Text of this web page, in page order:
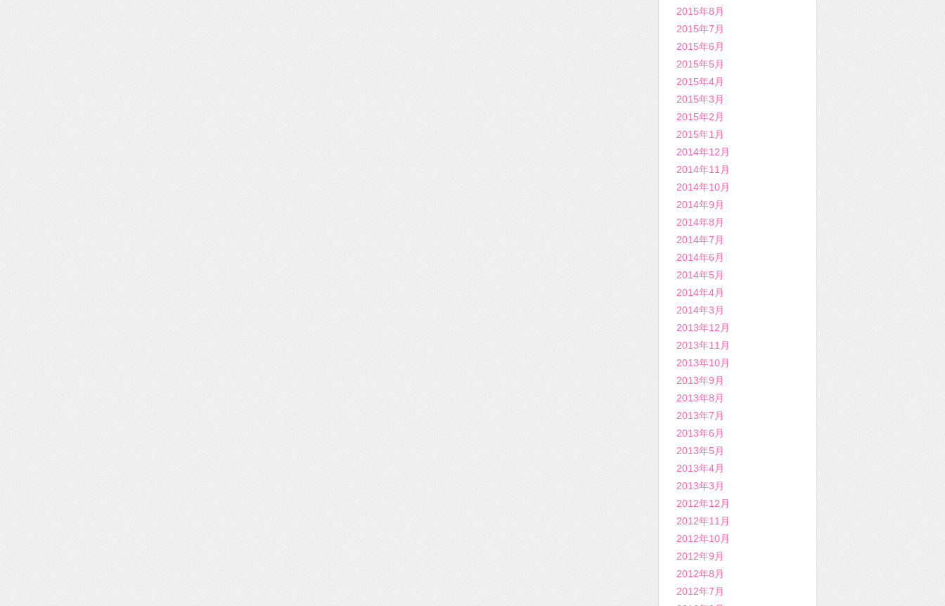
2015年8月
2015年7月
2015年6月
2015年5月
2015年4月
2015年3月
2015年2月
2015年1月
2014年12月
2014年11月
2014年10月
2014年9月
2014年8月
2014年7月
2014年6月
2014年5月
2014年4月
2014年3月
2013年12月
2013年11月
2013年10月
2013年9月
2013年8月
2013年7月
2013年6月
2013年5月
2013年4月
2013年3月
2012年12月
2012年11月
2012年10月
2012年9月
2012年8月
2012年7月